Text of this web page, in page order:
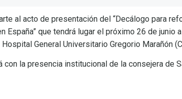
al acto de presentación del “Decálogo para
España” que tendrá lugar el próximo 26 de junio
General Universitario Gregorio Marañón
con la presencia institucional de la consejera de